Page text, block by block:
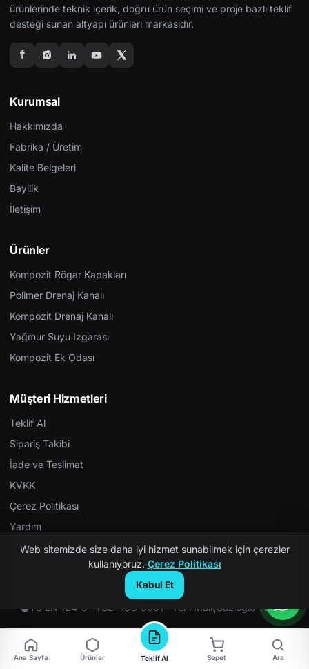
ürünlerinde teknik içerik, doğru ürün seçimi ve proje bazlı teklif
desteği sunan altyapı ürünleri markasıdır.
Kurumsal
Hakkımızda
Fabrika / Üretim
Kalite Belgeleri
Bayilik
İletişim
Ürünler
Kompozit Rögar Kapakları
Polimer Drenaj Kanalı
Kompozit Drenaj Kanalı
Yağmur Suyu Izgarası
Kompozit Ek Odası
Müşteri Hizmetleri
Teklif Al
Sipariş Takibi
İade ve Teslimat
KVKK
Çerez Politikası
Yardım
© 2026 Kompozit Rögar. Tüm hakları saklıdır.
TS EN 124-5 · TSE · ISO 9001 · Yerli Malı|Gazioğlu Yazılım
Ana Sayfa Ürünler Teklif Al Sepet Ara
Web sitemizde size daha iyi hizmet sunabilmek için çerezler
kullanıyoruz. Çerez Politikası
Kabul Et